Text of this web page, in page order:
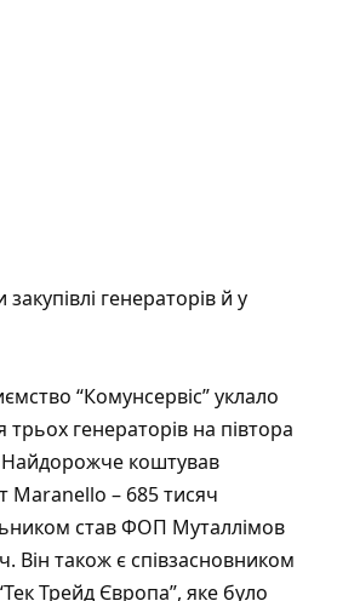
генераторів й у
“Комунсервіс” уклало
генераторів на півтора
коштував
Maranello – 685 тисяч
став ФОП Муталлімов
Він також є співзасновником
Трейд Європа”, яке було